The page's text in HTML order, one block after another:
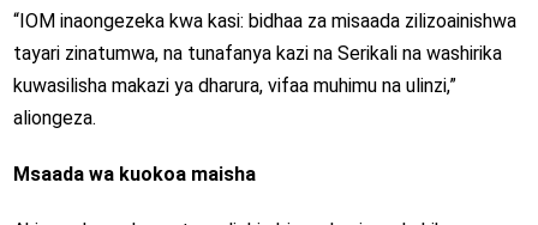
“IOM inaongezeka kwa kasi: bidhaa za misaada zilizoainishwa
tayari zinatumwa, na tunafanya kazi na Serikali na washirika
kuwasilisha makazi ya dharura, vifaa muhimu na ulinzi,”
aliongeza.
Msaada wa kuokoa maisha